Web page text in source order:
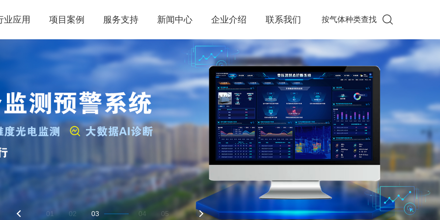
业应用 项目案例 服务支持 新闻中心 企业介绍 联系我们 按气体种类查找
01 02 03 04 05